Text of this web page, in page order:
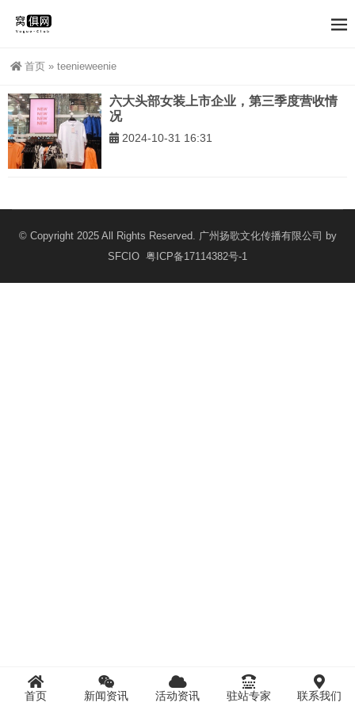
首页 » teenieweenie
六大头部女装上市企业，第三季度营收情
况
2024-10-31 16:31
© Copyright 2025 All Rights Reserved. 广州扬歌文化传播有限公司 by
SFCIO 粤ICP备17114382号-1
首页 新闻资讯 活动资讯 驻站专家 联系我们